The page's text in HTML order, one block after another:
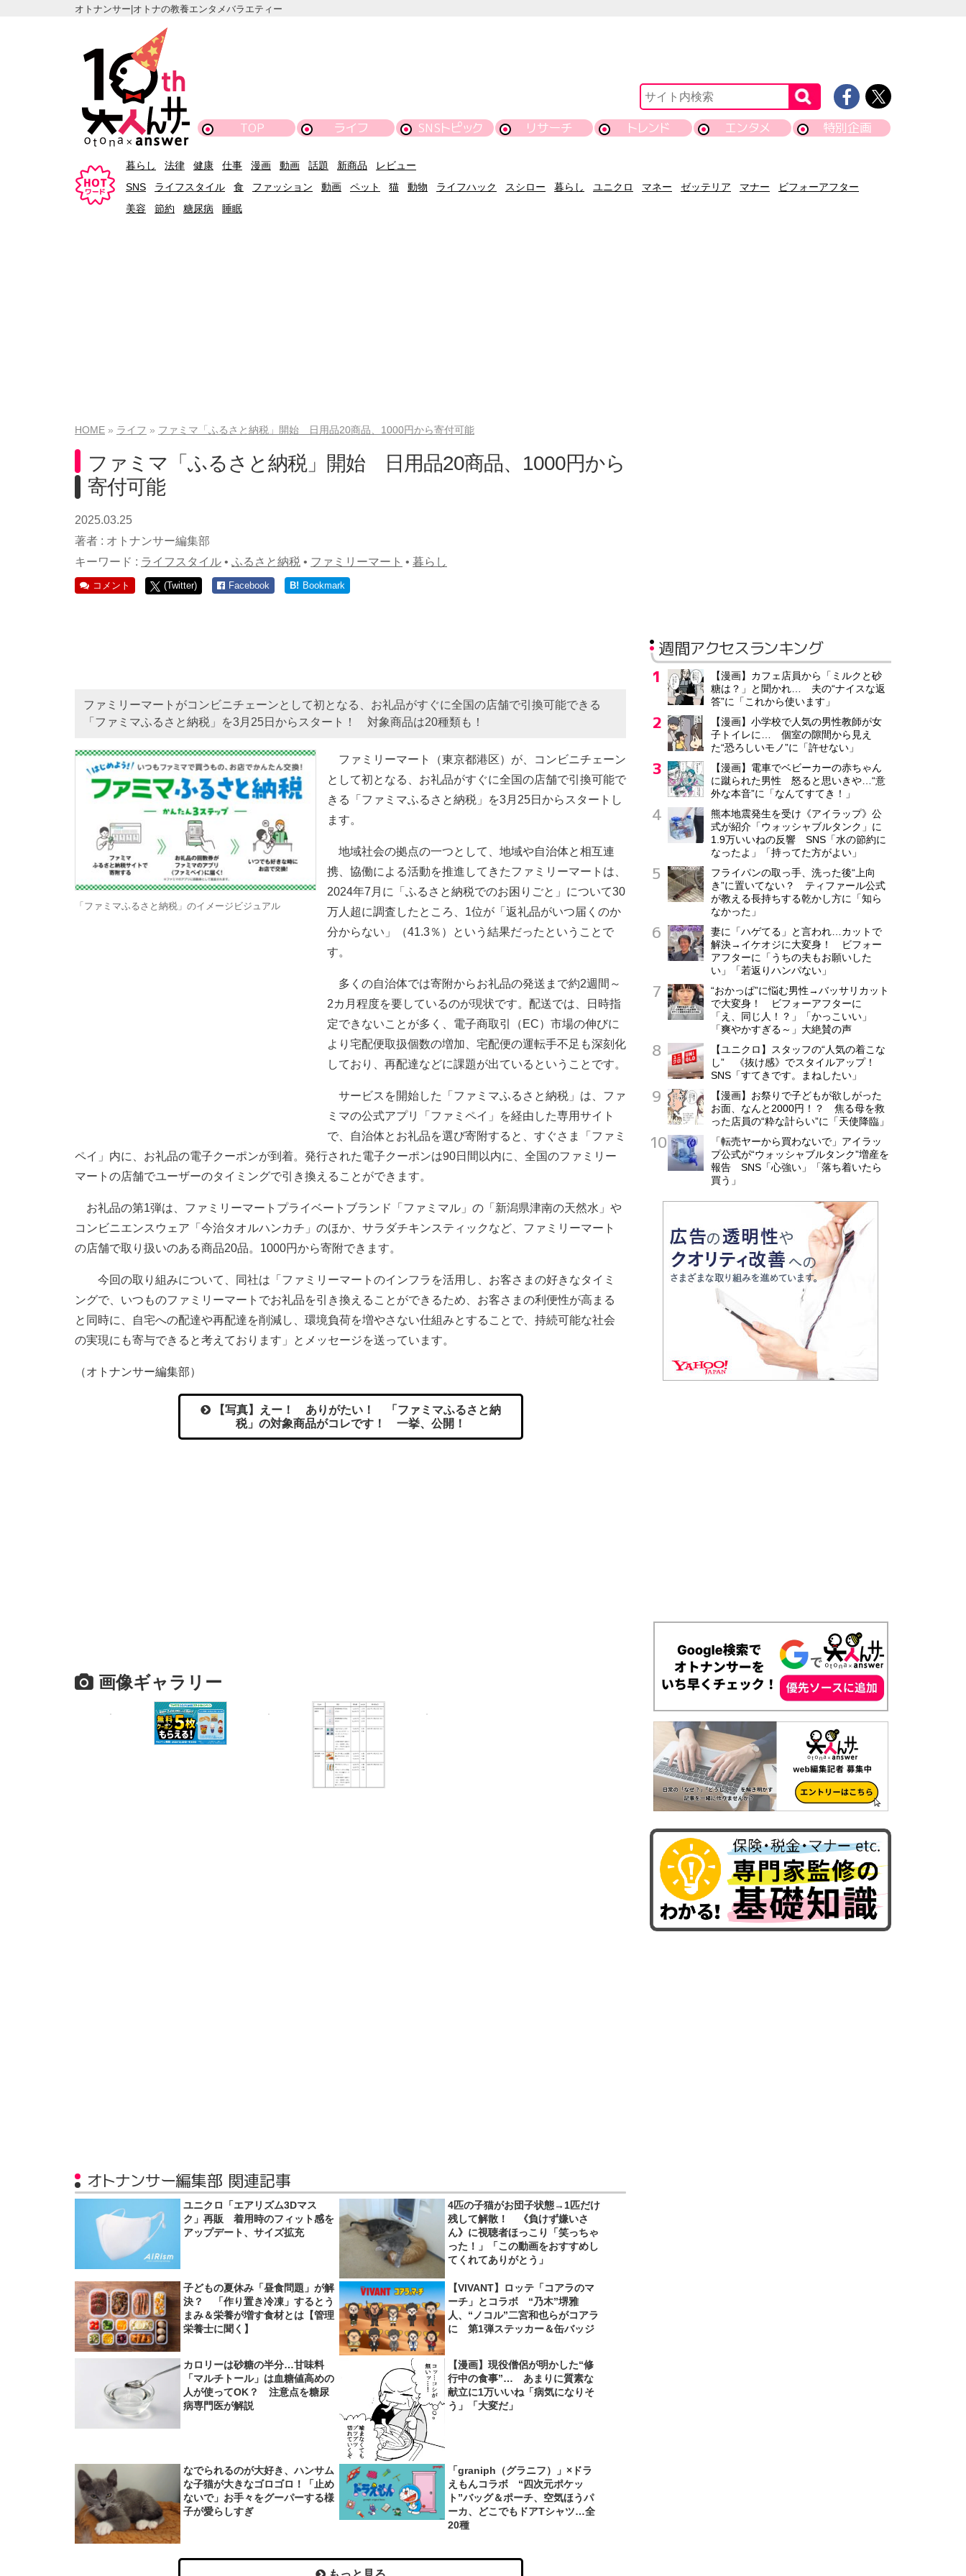
オトナンサー|オトナの教養エンタメバラエティー
TOP ライフ SNSトピック リサーチ トレンド エンタメ 特別企画
暮らし 法律 健康 仕事 漫画 動画 話題 新商品
レビュー
SNS
ライフスタイル 食 ファッション 動画 ペット 猫 動物 ライフハック スシロー 暮らし ユニクロ マネー ゼッテリア マナー
ビフォーアフター
美容
節約 糖尿病 睡眠
HOME ライフ ファミマ「ふるさと納税」開始 日用品20商品、1000円から寄付可能
ファミマ「ふるさと納税」開始 日用品20商品、1000円から
寄付可能
2025.03.25
著者 : オトナンサー編集部
キーワード : ライフスタイル • ふるさと納税 • ファミリーマート • 暮らし
コメント (Twitter) Facebook B! Bookmark
ファミリーマートがコンビニチェーンとして初となる、お礼品がすぐに全国の店舗で引換可能できる
「ファミマふるさと納税」を3月25日からスタート！ 対象商品は20種類も！
「ファミマふるさと納税」のイメージビジュアル
ファミリーマート（東京都港区）が、コンビニチェーン
として初となる、お礼品がすぐに全国の店舗で引換可能で
きる「ファミマふるさと納税」を3月25日からスタートし
ます。
地域社会の拠点の一つとして、地域や自治体と相互連
携、協働による活動を推進してきたファミリーマートは、
2024年7月に「ふるさと納税でのお困りごと」について30
万人超に調査したところ、1位が「返礼品がいつ届くのか
分からない」（41.3％）という結果だったということで
す。
多くの自治体では寄附からお礼品の発送まで約2週間～
2カ月程度を要しているのが現状です。配送では、日時指
定できないことが多く、電子商取引（EC）市場の伸びに
より宅配便取扱個数の増加、宅配便の運転手不足も深刻化
しており、再配達などに課題が出ているということです。
サービスを開始した「ファミマふるさと納税」は、ファ
ミマの公式アプリ「ファミペイ」を経由した専用サイト
で、自治体とお礼品を選び寄附すると、すぐさま「ファミ
ペイ」内に、お礼品の電子クーポンが到着。発行された電子クーポンは90日間以内に、全国のファミリー
マートの店舗でユーザーのタイミングで引き換えることができます。
お礼品の第1弾は、ファミリーマートプライベートブランド「ファミマル」の「新潟県津南の天然水」や
コンビニエンスウェア「今治タオルハンカチ」のほか、サラダチキンスティックなど、ファミリーマート
の店舗で取り扱いのある商品20品。1000円から寄附できます。
今回の取り組みについて、同社は「ファミリーマートのインフラを活用し、お客さまの好きなタイミ
ングで、いつものファミリーマートでお礼品を引き換えることができるため、お客さまの利便性が高まる
と同時に、自宅への配達や再配達を削減し、環境負荷を増やさない仕組みとすることで、持続可能な社会
の実現にも寄与できると考えております」とメッセージを送っています。
（オトナンサー編集部）
【写真】えー！ ありがたい！ 「ファミマふるさと納
税」の対象商品がコレです！ 一挙、公開！
画像ギャラリー
オトナンサー編集部 関連記事
ユニクロ「エアリズム3Dマス
ク」再販 着用時のフィット感を
アップデート、サイズ拡充
4匹の子猫がお団子状態→1匹だけ
残して解散！ 《負けず嫌いさ
ん》に視聴者ほっこり「笑っちゃ
った！」「この動画をおすすめし
てくれてありがとう」
子どもの夏休み「昼食問題」が解
決？ 「作り置き冷凍」するとう
まみ＆栄養が増す食材とは【管理
栄養士に聞く】
【VIVANT】ロッテ「コアラのマ
ーチ」とコラボ “乃木”堺雅
人、“ノコル”二宮和也らがコアラ
に 第1弾ステッカー＆缶バッジ
カロリーは砂糖の半分…甘味料
「マルチトール」は血糖値高めの
人が使ってOK？ 注意点を糖尿
病専門医が解説
【漫画】現役僧侶が明かした“修
行中の食事”… あまりに質素な
献立に1万いいね「病気になりそ
う」「大変だ」
なでられるのが大好き、ハンサム
な子猫が大きなゴロゴロ！「止め
ないで」お手々をグーパーする様
子が愛らしすぎ
「graniph（グラニフ）」×ドラ
えもんコラボ “四次元ポケッ
ト”バッグ＆ポーチ、空気ほうパ
ーカ、どこでもドアTシャツ…全
20種
週間アクセスランキング
【漫画】カフェ店員から「ミルクと砂
糖は？」と聞かれ… 夫の“ナイスな返
答”に「これから使います」
【漫画】小学校で人気の男性教師が女
子トイレに… 個室の隙間から見え
た“恐ろしいモノ”に「許せない」
【漫画】電車でベビーカーの赤ちゃん
に蹴られた男性 怒ると思いきや…“意
外な本音”に「なんてすてき！」
熊本地震発生を受け《アイラップ》公
式が紹介「ウォッシャブルタンク」に
1.9万いいねの反響 SNS「水の節約に
なったよ」「持ってた方がよい」
フライパンの取っ手、洗った後“上向
き”に置いてない？ ティファール公式
が教える長持ちする乾かし方に「知ら
なかった」
妻に「ハゲてる」と言われ…カットで
解決→イケオジに大変身！ ビフォー
アフターに「うちの夫もお願いした
い」「若返りハンパない」
“おかっぱ”に悩む男性→バッサリカット
で大変身！ ビフォーアフターに
「え、同じ人！？」「かっこいい」
「爽やかすぎる～」大絶賛の声
【ユニクロ】スタッフの“人気の着こな
し” 《抜け感》でスタイルアップ！
SNS「すてきです。まねしたい」
【漫画】お祭りで子どもが欲しがった
お面、なんと2000円！？ 焦る母を救
った店員の“粋な計らい”に「天使降臨」
「転売ヤーから買わないで」アイラッ
プ公式が“ウォッシャブルタンク”増産を
報告 SNS「心強い」「落ち着いたら
買う」